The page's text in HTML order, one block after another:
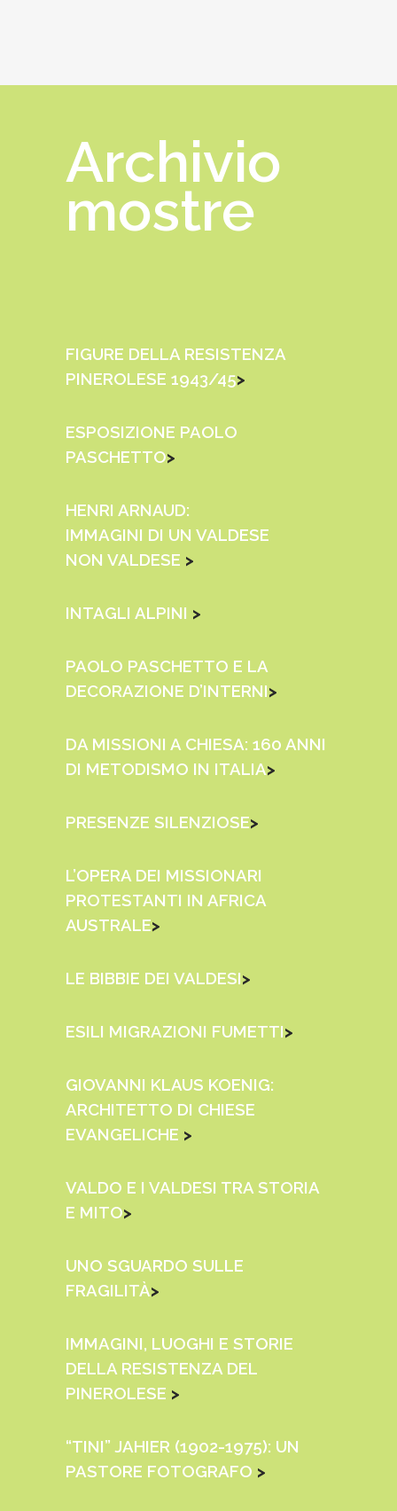
Archivio
mostre
FIGURE DELLA RESISTENZA
PINEROLESE 1943/45>
ESPOSIZIONE PAOLO
PASCHETTO>
HENRI ARNAUD:
IMMAGINI DI UN VALDESE
NON VALDESE >
INTAGLI ALPINI >
PAOLO PASCHETTO E LA
DECORAZIONE D’INTERNI>
DA MISSIONI A CHIESA: 160 ANNI
DI METODISMO IN ITALIA>
PRESENZE SILENZIOSE>
L’OPERA DEI MISSIONARI
PROTESTANTI IN AFRICA
AUSTRALE>
LE BIBBIE DEI VALDESI>
ESILI MIGRAZIONI FUMETTI>
GIOVANNI KLAUS KOENIG:
ARCHITETTO DI CHIESE
EVANGELICHE >
VALDO E I VALDESI TRA STORIA
E MITO>
UNO SGUARDO SULLE
FRAGILITÀ>
IMMAGINI, LUOGHI E STORIE
DELLA RESISTENZA DEL
PINEROLESE >
“TINI” JAHIER (1902-1975): UN
PASTORE FOTOGRAFO >